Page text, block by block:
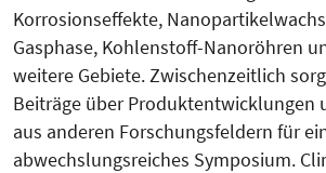
Korrosionseffekte,
Gasphase, Kohlenstoff-Nanoröhren
weitere Gebiete. Zwischenzeitlich
Beiträge über Produktentwicklungen
aus anderen Forschungsfeldern für
abwechslungsreiches Symposium.